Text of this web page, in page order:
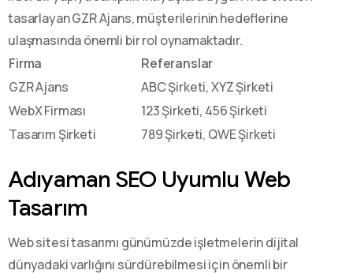
tasarlayan GZR Ajans, müşterilerinin hedeflerine
ulaşmasında önemli bir rol oynamaktadır.
Firma
Referanslar
GZR Ajans
ABC Şirketi, XYZ Şirketi
WebX Firması
123 Şirketi, 456 Şirketi
Tasarım Şirketi
789 Şirketi, QWE Şirketi
Adıyaman SEO Uyumlu Web
Tasarım
Web sitesi tasarımı günümüzde işletmelerin dijital
dünyadaki varlığını sürdürebilmesi için önemli bir